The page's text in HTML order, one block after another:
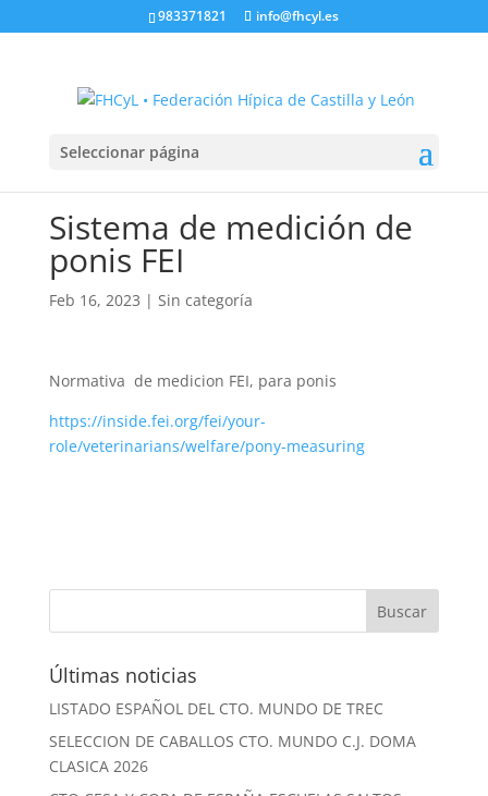
983371821 info@fhcyl.es
Seleccionar página
Sistema de medición de
ponis FEI
Feb 16, 2023 | Sin categoría
Normativa de medicion FEI, para ponis
https://inside.fei.org/fei/your-
role/veterinarians/welfare/pony-measuring
Últimas noticias
LISTADO ESPAÑOL DEL CTO. MUNDO DE TREC
SELECCION DE CABALLOS CTO. MUNDO C.J. DOMA
CLASICA 2026